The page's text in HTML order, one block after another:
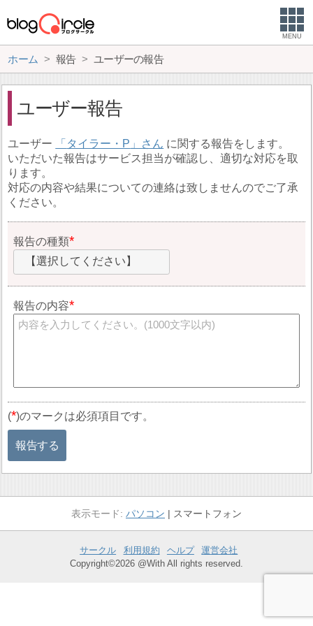
MENU
ホーム 報告 ユーザーの報告
ユーザー報告
ユーザー タイラー・P
に関する報告をします。
いただいた報告はサービス担当が確認し、適切な対応を取
ります。
対応の内容や結果についての連絡は致しませんのでご了承
ください。
報告の種類
【選択してください】
報告の内容
(*)のマークは必須項目です。
報告する
パソコン スマートフォン
サークル 利用規約 ヘルプ
運営会社
Copyright©2026 @With All rights reserved.